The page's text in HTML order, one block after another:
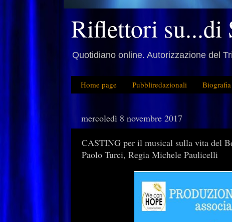
Riflettori su...di
Quotidiano online. Autorizzazione del
Home page Pubbliredazionali Biografia
mercoledì 8 novembre 2017
CASTING per il musical sulla vita del
Paolo Turci, Regia Michele Paulicelli